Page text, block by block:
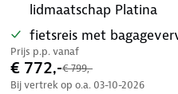
lidmaatschap Platina
fietsreis met
Prijs p.p. vanaf
€ 772,-€ 799,-
Bij vertrek op o.a. 03-10-2026